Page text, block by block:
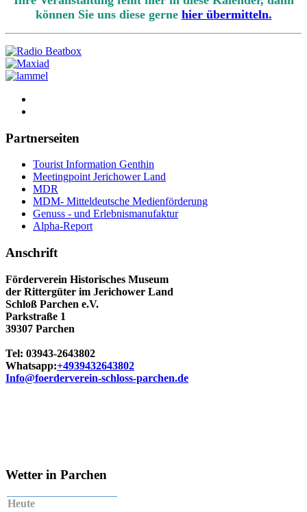
können Sie uns diese gerne hier übermitteln.
Partnerseiten
Tourist Information Genthin
Meetingpoint Jerichower Land
MDR
MDM- Mitteldeutsche Medienförderung
Genuss - und Erlebnismanufaktur
Alpha-Report
Anschrift
Förderverein Historisches Museum
der Rittergüter im Jerichower Land
Schloß Parchen e.V.
Parkstraße 1
39307 Parchen
Tel: 03943-2643802
Whatsapp:+4939432643802
Info@foerderverein-schloss-parchen.de
Wetter in Parchen
Heute